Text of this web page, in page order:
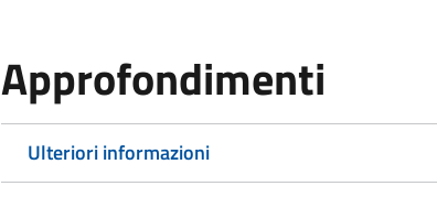
Approfondimenti
Ulteriori informazioni